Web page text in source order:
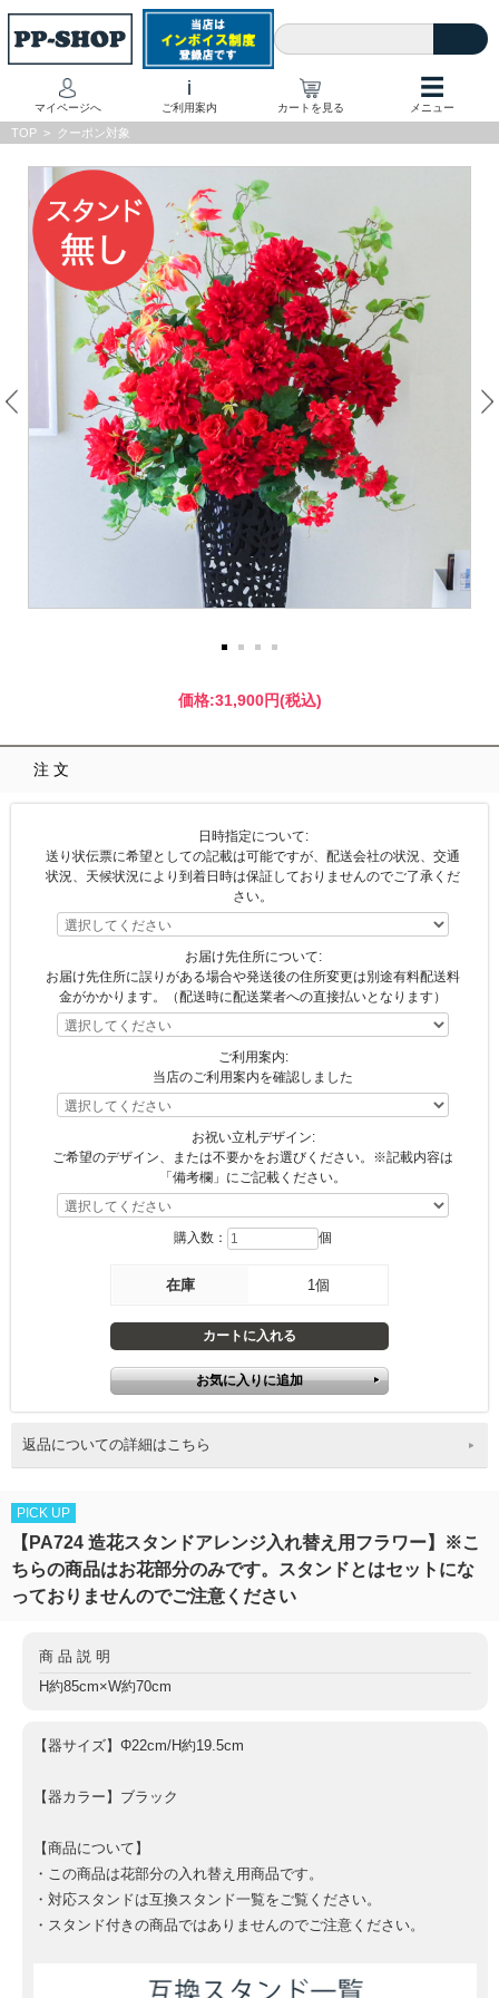
マイページへ
i
ご利用案内 カートを見る
☰
メニュー
TOP > クーポン対象
価格:31,900円(税込)
注文
日時指定について:
送り状伝票に希望としての記載は可能ですが、配送会社の状況、交通
状況、天候状況により到着日時は保証しておりませんのでご了承くだ
さい。
お届け先住所について:
お届け先住所に誤りがある場合や発送後の住所変更は別途有料配送料
金がかかります。（配送時に配送業者への直接払いとなります）
ご利用案内:
当店のご利用案内を確認しました
お祝い立札デザイン:
ご希望のデザイン、または不要かをお選びください。※記載内容は
「備考欄」にご記載ください。
購入数： 個
在庫 1個
返品についての詳細はこちら
PICK UP
【PA724 造花スタンドアレンジ入れ替え用フラワー】※こ
ちらの商品はお花部分のみです。スタンドとはセットにな
っておりませんのでご注意ください
商品説明
H約85cm×W約70cm
【器サイズ】Φ22cm/H約19.5cm
【器カラー】ブラック
【商品について】
・この商品は花部分の入れ替え用商品です。
・対応スタンドは互換スタンド一覧をご覧ください。
・スタンド付きの商品ではありませんのでご注意ください。